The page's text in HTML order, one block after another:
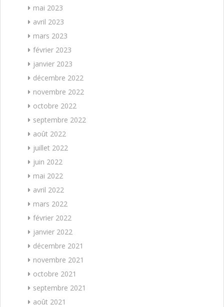
mai 2023
avril 2023
mars 2023
février 2023
janvier 2023
décembre 2022
novembre 2022
octobre 2022
septembre 2022
août 2022
juillet 2022
juin 2022
mai 2022
avril 2022
mars 2022
février 2022
janvier 2022
décembre 2021
novembre 2021
octobre 2021
septembre 2021
août 2021